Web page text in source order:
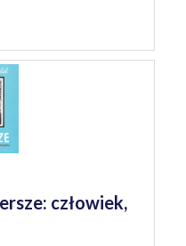
człowiek,